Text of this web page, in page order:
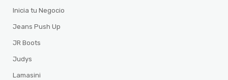
Inicia tu Negocio
Jeans Push Up
JR Boots
Judys
Lamasini